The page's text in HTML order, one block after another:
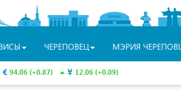
ЧЕРЕПОВЕЦ МЭРИЯ
94.06 (+0.87) 12.06 (+0.09)